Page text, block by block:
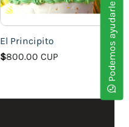
El Principito
$800.00 CUP Podemos ayudarle